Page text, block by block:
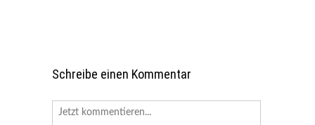
Schreibe einen Kommentar